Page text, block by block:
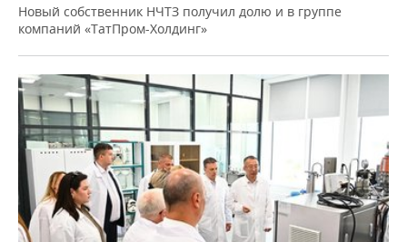
Новый собственник НЧТЗ получил долю и в группе
компаний «ТатПром-Холдинг»